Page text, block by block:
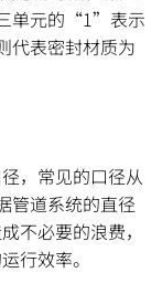
单元的“1”表示
表密封材质为
，常见的口径从
管道系统的直径
不必要的浪费，
行效率。